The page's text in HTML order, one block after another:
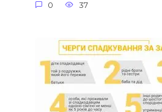
0 37